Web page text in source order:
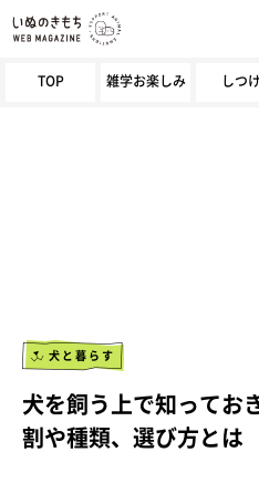
TOP 雑学お楽しみ しつけ
犬と暮らす
犬を飼う上で知ってお
割や種類、選び方とは